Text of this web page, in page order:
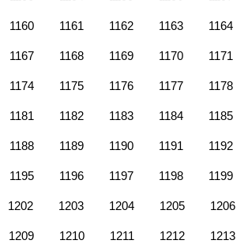
1160 1161 1162 1163 1164
1167 1168 1169 1170 1171
1174 1175 1176 1177 1178
1181 1182 1183 1184 1185
1188 1189 1190 1191 1192
1195 1196 1197 1198 1199
1202 1203 1204 1205 1206
1209 1210 1211 1212 1213